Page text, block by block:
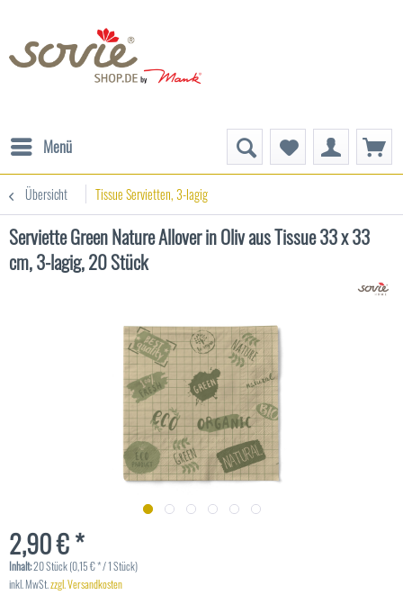
Menü
Übersicht Tissue Servietten, 3-lagig
Serviette Green Nature Allover in Oliv aus Tissue 33 x 33
cm, 3-lagig, 20 Stück
2,90 € *
Inhalt:20 Stück (0,15 € * / 1 Stück)
inkl. MwSt.zzgl. Versandkosten